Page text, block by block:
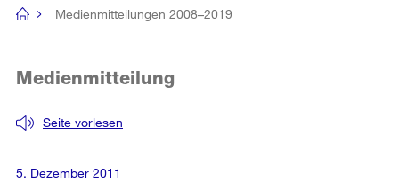
Navigation
[no
Medienmitteilungen 2008–2019
Seite vorlesen
Medienmitteilung
5. Dezember 2011